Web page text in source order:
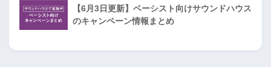
【6月3日更新】ベーシスト向けサウンドハウス
のキャンペーン情報まとめ